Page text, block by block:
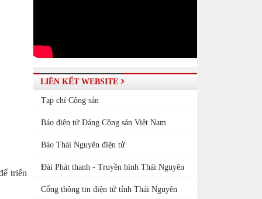
triển
LIÊN KẾT WEBSITE
Tạp chí Cộng sản
Báo điện tử Đảng Cộng sản Việt Nam
Báo Thái Nguyên điện tử
Đài Phát thanh - Truyền hình Thái Nguyên
Cổng thông tin điện tử tỉnh Thái Nguyên